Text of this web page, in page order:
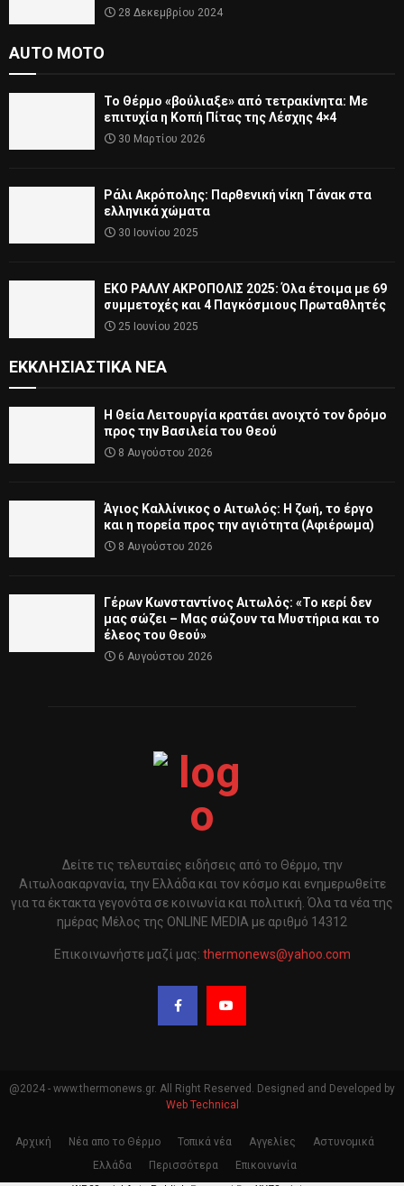
28 Δεκεμβρίου 2024
AUTO MOTO
Το Θέρμο «βούλιαξε» από τετρακίνητα: Με
επιτυχία η Κοπή Πίτας της Λέσχης 4×4
30 Μαρτίου 2026
Ράλι Ακρόπολης: Παρθενική νίκη Τάνακ στα
ελληνικά χώματα
30 Ιουνίου 2025
ΕΚΟ ΡΑΛΛΥ ΑΚΡΟΠΟΛΙΣ 2025: Όλα έτοιμα με 69
συμμετοχές και 4 Παγκόσμιους Πρωταθλητές
25 Ιουνίου 2025
ΕΚΚΛΗΣΙΑΣΤΙΚΆ ΝΈΑ
Η Θεία Λειτουργία κρατάει ανοιχτό τον δρόμο
προς την Βασιλεία του Θεού
8 Αυγούστου 2026
Άγιος Καλλίνικος ο Αιτωλός: Η ζωή, το έργο
και η πορεία προς την αγιότητα (Αφιέρωμα)
8 Αυγούστου 2026
Γέρων Κωνσταντίνος Αιτωλός: «Το κερί δεν
μας σώζει – Μας σώζουν τα Μυστήρια και το
έλεος του Θεού»
6 Αυγούστου 2026
Δείτε τις τελευταίες ειδήσεις από το Θέρμο, την
Αιτωλοακαρνανία, την Ελλάδα και τον κόσμο και ενημερωθείτε
για τα έκτακτα γεγονότα σε κοινωνία και πολιτική. Όλα τα νέα της
ημέρας Μέλος της ONLINE MEDIA με αριθμό 14312
Επικοινωνήστε μαζί μας: thermonews@yahoo.com
@2024 - www.thermonews.gr. All Right Reserved. Designed and Developed by
Web Technical
Αρχική Νέα απο το Θέρμο Τοπικά νέα Αγγελίες
Αστυνομικά
Ελλάδα
Περισσότερα Επικοινωνία